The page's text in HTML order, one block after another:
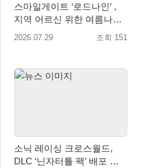
스마일게이트 ‘로드나인’ ,
지역 어르신 위한 여름나기
지원 및 기부 캠페인 진행
2026.07.29 조회 151
소닉 레이싱 크로스월드,
DLC ‘닌자터틀 팩’ 배포 … 4